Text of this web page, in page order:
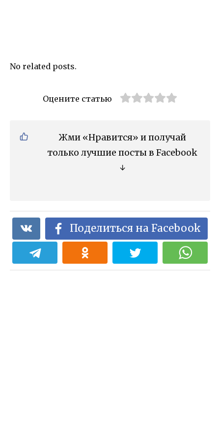
No related posts.
Оцените статью
Жми «Нравится» и получай
только лучшие посты в Facebook
↓
Поделиться на Facebook